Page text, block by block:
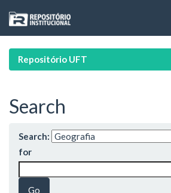
navigation
Repositório UFT
Search
Search:
for